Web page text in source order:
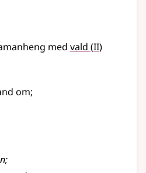
med vald (2
II)
om;
;